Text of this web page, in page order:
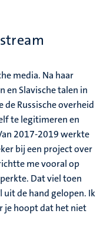
media. Na haar
Slavische talen in
Russische overheid
te legitimeren en
2017-2019 werkte
bij een project over
me vooral op
Dat viel toen
uit de hand gelopen. Ik
je hoopt dat het niet